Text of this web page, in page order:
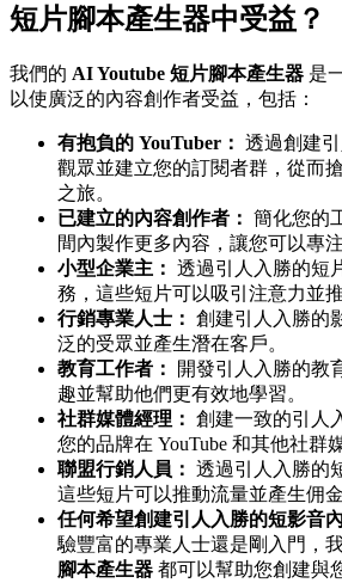
短片腳本產生器中受益？
我們的 AI Youtube 短片腳本產生器 是
以使廣泛的內容創作者受益，包括：
有抱負的 YouTuber： 透過創建
觀眾並建立您的訂閱者群，從而
之旅。
已建立的內容創作者： 簡化您的
間內製作更多內容，讓您可以專
小型企業主： 透過引人入勝的短
務，這些短片可以吸引注意力並推
行銷專業人士： 創建引人入勝的
泛的受眾並產生潛在客戶。
教育工作者：
開發引人入勝的教
趣並幫助他們更有效地學習。
社群媒體經理： 創建一致的引人
您的品牌在 YouTube 和其他社群
聯盟行銷人員： 透過引人入勝的
這些短片可以推動流量並產生佣金
任何希望創建引人入勝的短影音
驗豐富的專業人士還是剛入門，
腳本產生器 都可以幫助您創建與